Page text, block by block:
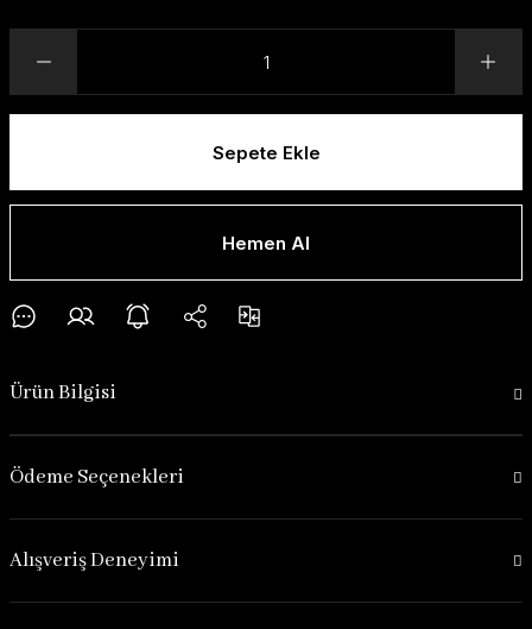
Sepete Ekle
Hemen Al
Ürün Bilgisi
Ödeme Seçenekleri
Alışveriş Deneyimi